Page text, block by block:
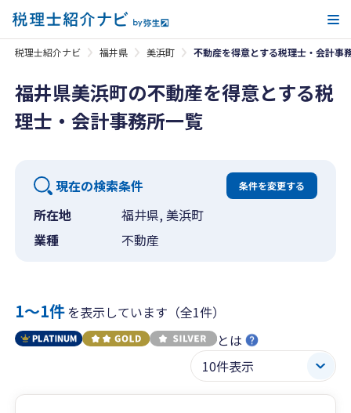
税理士紹介ナビ 福井県 美浜町 不動産を得意とする税理士・会計事
福井県美浜町の不動産を得意とする税
理士・会計事務所一覧
現在の検索条件 条件を変更する
所在地
福井県, 美浜町
業種
不動産
1〜1件を表示しています（全1件）
とは